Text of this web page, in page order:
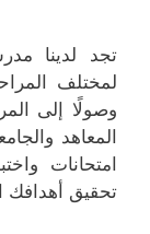
تجد لدينا
لمختلف
وصولًا إلى
المعاهد
امتحانات
تحقيق أهدافك